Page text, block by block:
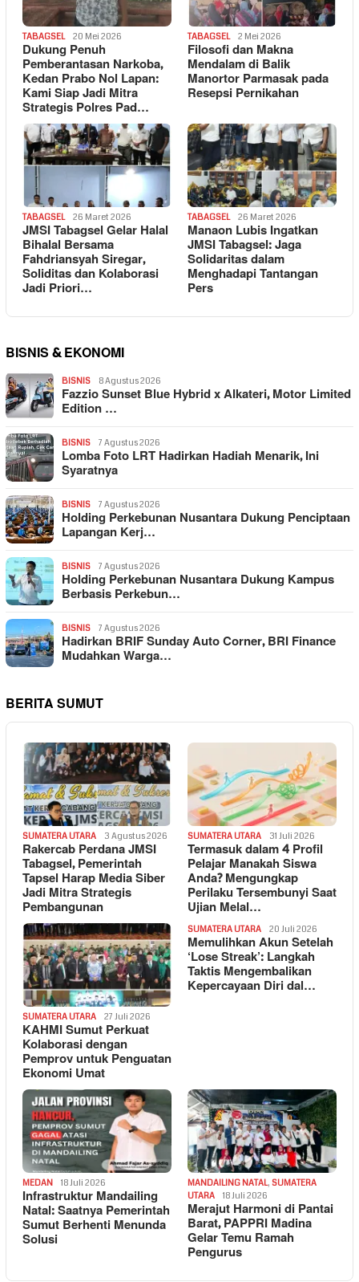
TABAGSEL 20 Mei 2026
Dukung Penuh
Pemberantasan Narkoba,
Kedan Prabo Nol Lapan:
Kami Siap Jadi Mitra
Strategis Polres Pad…
TABAGSEL 2 Mei 2026
Filosofi dan Makna
Mendalam di Balik
Manortor Parmasak pada
Resepsi Pernikahan
TABAGSEL 26 Maret 2026
JMSI Tabagsel Gelar Halal
Bihalal Bersama
Fahdriansyah Siregar,
Soliditas dan Kolaborasi
Jadi Priori…
TABAGSEL 26 Maret 2026
Manaon Lubis Ingatkan
JMSI Tabagsel: Jaga
Solidaritas dalam
Menghadapi Tantangan
Pers
BISNIS & EKONOMI
BISNIS 8 Agustus 2026
Fazzio Sunset Blue Hybrid x Alkateri, Motor Limited
Edition …
BISNIS 7 Agustus 2026
Lomba Foto LRT Hadirkan Hadiah Menarik, Ini
Syaratnya
BISNIS 7 Agustus 2026
Holding Perkebunan Nusantara Dukung Penciptaan
Lapangan Kerj…
BISNIS 7 Agustus 2026
Holding Perkebunan Nusantara Dukung Kampus
Berbasis Perkebun…
BISNIS 7 Agustus 2026
Hadirkan BRIF Sunday Auto Corner, BRI Finance
Mudahkan Warga…
BERITA SUMUT
SUMATERA UTARA 3 Agustus 2026
Rakercab Perdana JMSI
Tabagsel, Pemerintah
Tapsel Harap Media Siber
Jadi Mitra Strategis
Pembangunan
SUMATERA UTARA 31 Juli 2026
Termasuk dalam 4 Profil
Pelajar Manakah Siswa
Anda? Mengungkap
Perilaku Tersembunyi Saat
Ujian Melal…
SUMATERA UTARA 27 Juli 2026
KAHMI Sumut Perkuat
Kolaborasi dengan
Pemprov untuk Penguatan
Ekonomi Umat
SUMATERA UTARA 20 Juli 2026
Memulihkan Akun Setelah
‘Lose Streak’: Langkah
Taktis Mengembalikan
Kepercayaan Diri dal…
MEDAN 18 Juli 2026
Infrastruktur Mandailing
Natal: Saatnya Pemerintah
Sumut Berhenti Menunda
Solusi
MANDAILING NATAL, SUMATERA
UTARA
18 Juli 2026
Merajut Harmoni di Pantai
Barat, PAPPRI Madina
Gelar Temu Ramah
Pengurus